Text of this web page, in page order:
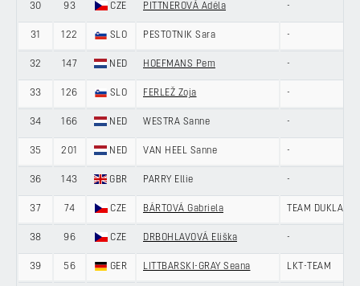
30 93 CZE PITTNEROVÁ Adéla -
31 122 SLO PESTOTNIK Sara -
32 147 NED HOEFMANS Pem -
33 126 SLO FERLEŽ Zoja -
34 166 NED WESTRA Sanne -
35 201 NED VAN HEEL Sanne -
36 143 GBR PARRY Ellie -
37 74 CZE BÁRTOVÁ Gabriela TEAM DUKLA
38 96 CZE DRBOHLAVOVÁ Eliška -
39 56 GER LITTBARSKI-GRAY Seana LKT-TEAM